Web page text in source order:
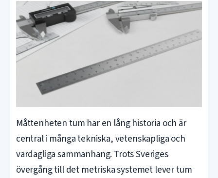
Måttenheten tum har en lång historia och är
central i många tekniska, vetenskapliga och
vardagliga sammanhang. Trots Sveriges
övergång till det metriska systemet lever tum